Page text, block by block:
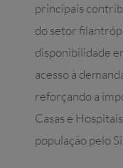
principais
do setor
disponibilidade
acesso à
reforçando a
Casas e
população pelo